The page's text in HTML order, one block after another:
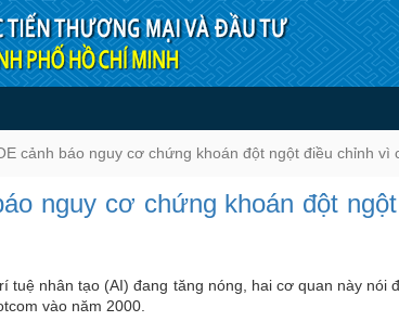
báo nguy cơ chứng
cảnh báo nguy cơ chứng khoán đột ngột điều chỉnh vì
nguy cơ chứng khoán đột
tuệ nhân tạo (AI) đang tăng nóng, hai cơ quan này nói
vào năm 2000.